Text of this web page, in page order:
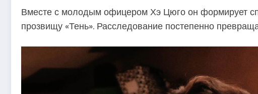
Вместе с молодым офицером Хэ Цюго он формирует
прозвищу «Тень». Расследование постепенно